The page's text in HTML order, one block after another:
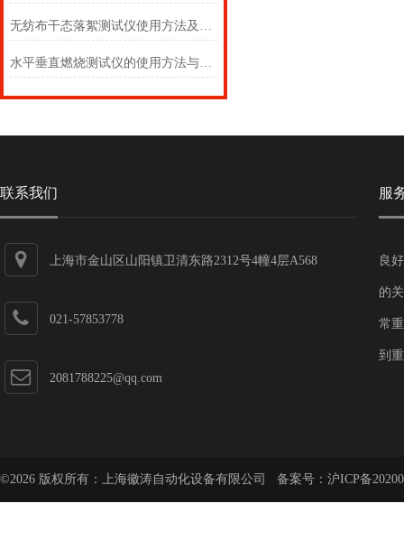
无纺布干态落絮测试仪使用方法及注意事项详解
水平垂直燃烧测试仪的使用方法与注意事项
联系我们
上海市金山区山阳镇卫清东路2312号4幢4层A568
021-57853778
2081788225@qq.com
服
良
的
常
到
©2026 版权所有：上海徽涛自动化设备有限公司 备案号： 沪ICP备